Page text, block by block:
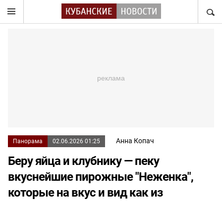
Панорама 02.06.2026 01:25 Анна Копач
Беру яйца и клубнику — пеку
вкуснейшие пирожные "Неженка",
которые на вкус и вид как из